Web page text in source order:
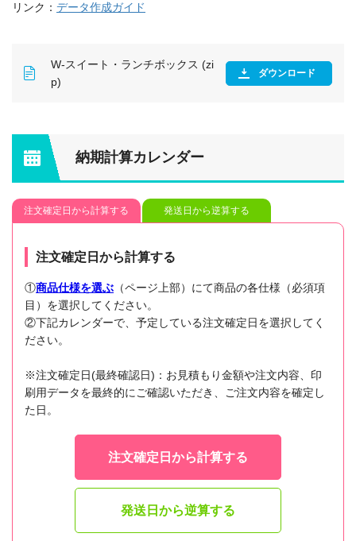
リンク： データ作成ガイド
W-スイート・ランチボックス (zi
p)
ダウンロード
納期計算カレンダー
注文確定日から計算する 発送日から逆算する
注文確定日から計算する
①商品仕様を選ぶ （ページ上部）にて商品の各仕様（必須項
目）を選択してください。
②下記カレンダーで、予定している注文確定日を選択してく
ださい。
※注文確定日(最終確認日)：お見積もり金額や注文内容、印
刷用データを最終的にご確認いただき、ご注文内容を確定し
た日。
注文確定日から計算する
発送日から逆算する